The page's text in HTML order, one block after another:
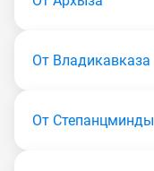
От Владикавказа
От Степанцминды